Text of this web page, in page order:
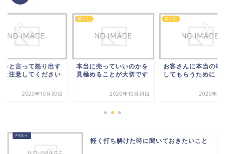
いと言って怒り出す
は注意してください
2020年10月30日
稼ぐ力
本当に売っていいのかを
見極めることが大切です
2020年10月31日
稼ぐ力
お客さんに本当の事
してもらうために
2020年11
軽く打ち解けた時に聞いておきたいこと